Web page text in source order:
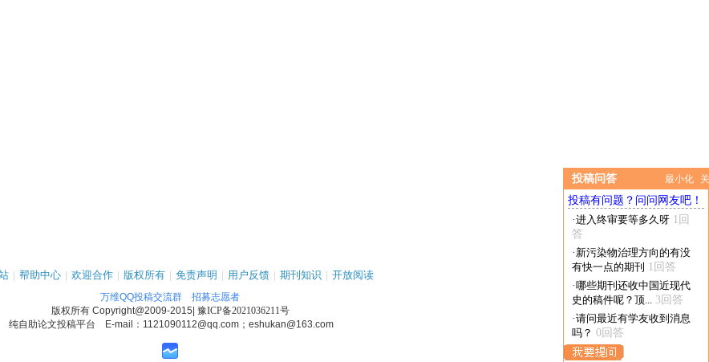
投稿问答 最小化
投稿有问题？问问网友吧！
·进入终审要等多久呀 1回
答
· 新污染物治理方向的有没
有快一点的期刊 1回答
·哪些期刊还收中国近现代
史的稿件呢？顶... 3回答
·请问最近有学友收到消息
吗？ 0回答
| 帮助中心 | 欢迎合作 | 版权所有 | 免责声明 | 用户反馈 | 期刊知识 | 开放阅读
万维QQ投稿交流群
招募志愿者
版权所有 Copyright@2009-2015 豫ICP备2021036211号
纯自助论文投稿平台 E-mail：1121090112@qq.com；eshukan@163.com